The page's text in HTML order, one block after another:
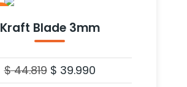
Kraft Blade 3mm
$44.819 $ 39.990